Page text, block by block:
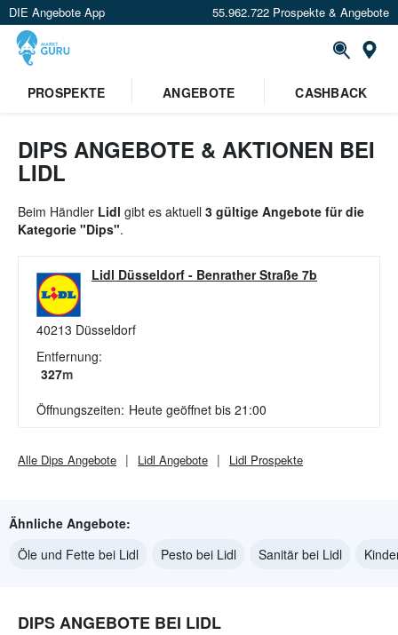
DIE Angebote App 55.962.722 Prospekte & Angebote
PROSPEKTE ANGEBOTE CASHBACK
DIPS ANGEBOTE & AKTIONEN BEI
LIDL
Beim Händler Lidl gibt es aktuell 3 gültige Angebote für die
Kategorie "Dips".
Lidl Düsseldorf - Benrather Straße 7b
40213 Düsseldorf
Entfernung:
327m
Öffnungszeiten: Heute geöffnet bis 21:00
Alle Dips Angebote Lidl Angebote Lidl Prospekte
Ähnliche Angebote:
Öle und Fette bei Lidl
Pesto bei Lidl Sanitär bei Lidl
DIPS ANGEBOTE BEI LIDL